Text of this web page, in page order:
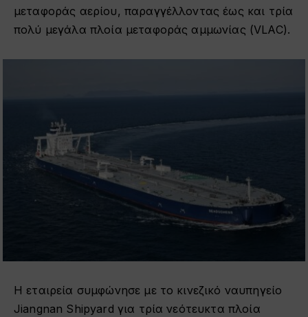
μεταφοράς αερίου, παραγγέλλοντας έως και τρία
πολύ μεγάλα πλοία μεταφοράς αμμωνίας (VLAC).
Η εταιρεία συμφώνησε με το κινεζικό ναυπηγείο
Jiangnan Shipyard για τρία νεότευκτα πλοία